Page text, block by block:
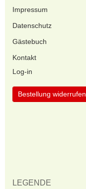
Impressum
Datenschutz
Gästebuch
Kontakt
Log-in
Bestellung widerrufen
LEGENDE